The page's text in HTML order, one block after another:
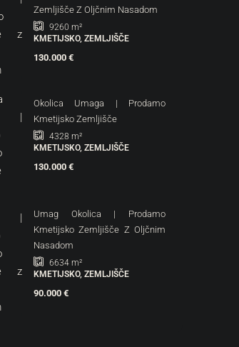
Zemljišče Z Oljčnim Nasadom
9260 m²
KMETIJSKO, ZEMLJIŠČE
130.000 €
Okolica Umaga | Prodamo
Kmetijsko Zemljišče
4328 m²
KMETIJSKO, ZEMLJIŠČE
130.000 €
Umag Okolica | Prodamo
Kmetijsko Zemljišče Z Oljčnim
Nasadom
6634 m²
KMETIJSKO, ZEMLJIŠČE
90.000 €